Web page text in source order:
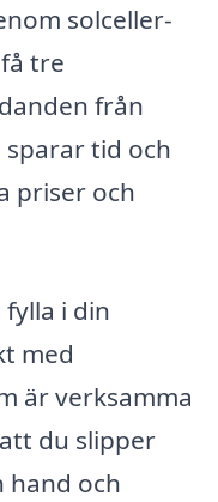
solceller-
tre
från
tid och
priser och
i din
med
är verksamma
du slipper
hand och